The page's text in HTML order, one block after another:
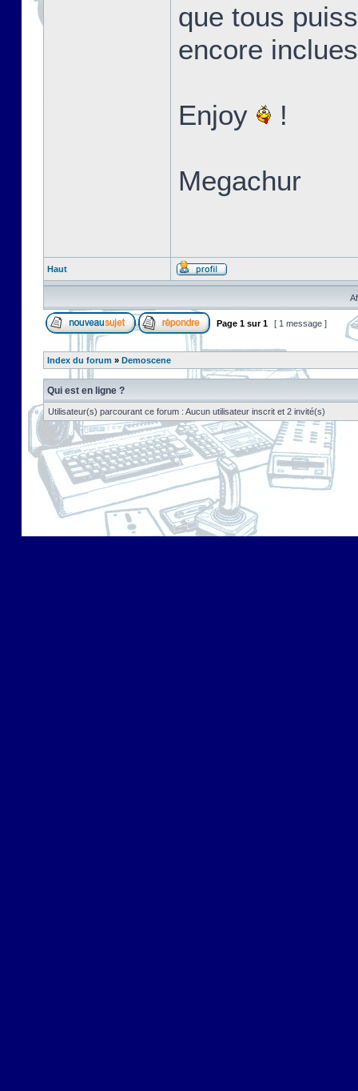
que tous
encore
Enjoy !
Megachur
Haut
Page 1 sur1 [ 1 message ]
Index du forum » Demoscene
Qui est en ligne ?
Utilisateur(s) parcourant ce forum : Aucun utilisateur inscrit et 2 invité(s)